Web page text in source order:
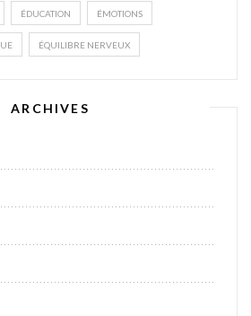
ÉDUCATION ÉMOTIONS
ÉQUILIBRE NERVEUX
ARCHIVES